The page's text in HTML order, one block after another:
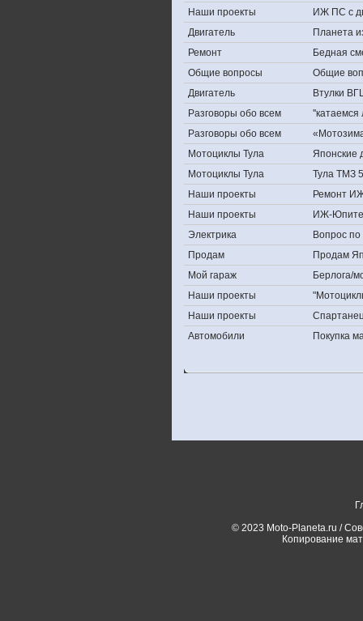
Наши проекты
ИЖ ПС с
Двигатель
Планета
Ремонт
Бедная
Общие вопросы
Общие
Двигатель
Втулки
Разговоры обо всем
Разговоры обо всем
Мотоциклы Тула
Японские
Мотоциклы Тула
Тула ТМЗ
Наши проекты
Ремонт
Наши проекты
ИЖ-
Электрика
Вопрос по
Продам
Продам
Мой гараж
Берлога/
Наши проекты
Наши проекты
Автомобили
Покупка
© 2023 Moto-Planeta.ru /
Копирование